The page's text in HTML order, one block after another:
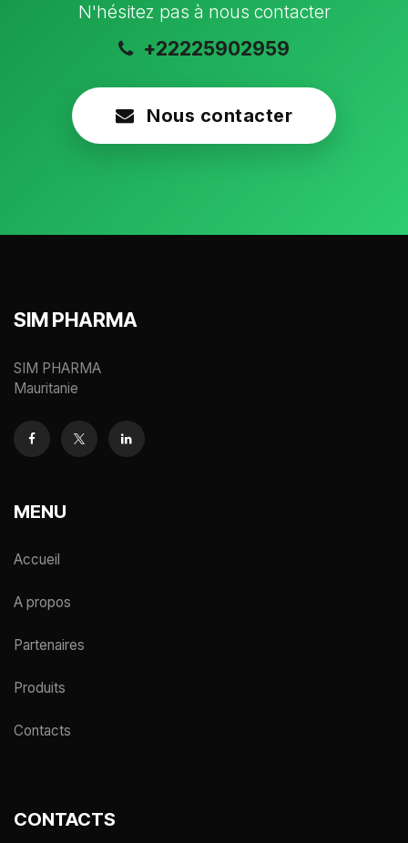
N'hésitez pas à nous contacter
+22225902959
Nous contacter
SIM PHARMA
SIM PHARMA
Mauritanie
MENU
Accueil
A propos
Partenaires
Produits
Contacts
CONTACTS